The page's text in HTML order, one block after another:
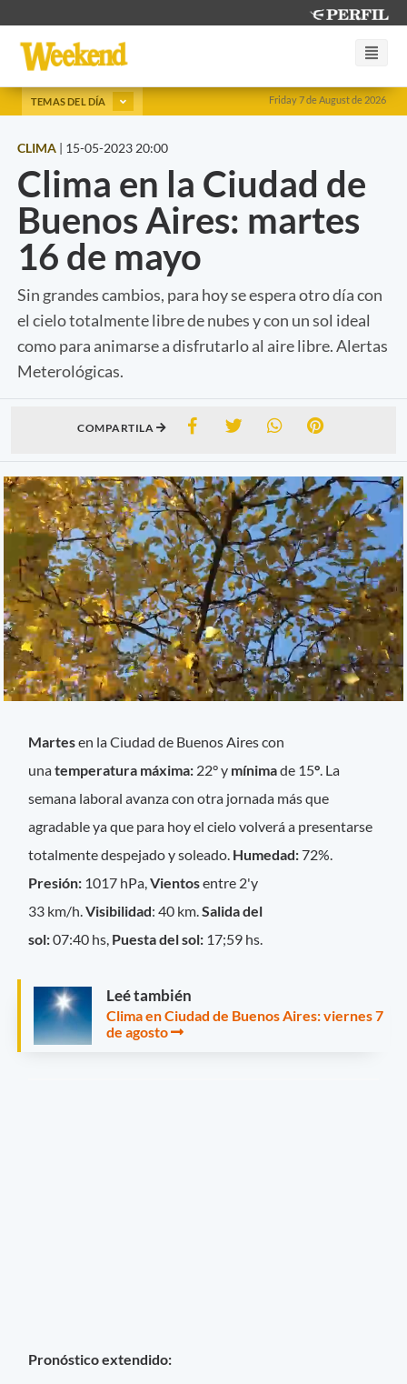
Friday 7 de August de 2026
TEMAS DEL DÍA
CLIMA | 15-05-2023 20:00
Clima en la Ciudad de
Buenos Aires: martes
16 de mayo
Sin grandes cambios, para hoy se espera otro día con
el cielo totalmente libre de nubes y con un sol ideal
como para animarse a disfrutarlo al aire libre. Alertas
Meterológicas.
COMPARTILA
Martesen la Ciudad de Buenos Aires con
unatemperatura máxima: 22°y mínimade 15° . La
semana laboral avanza con otra jornada más que
agradable ya que para hoy el cielo volverá a presentarse
totalmente despejado y soleado. Humedad:72%.
Presión: 1017 hPa,Vientosentre 2'y
33 km/h.Visibilidad: 40 km.Salida del
sol:07:40 hs, Puesta del sol: 17;59 hs.
Leé también
Clima en Ciudad de Buenos Aires: viernes 7
de agosto
Pronóstico extendido: